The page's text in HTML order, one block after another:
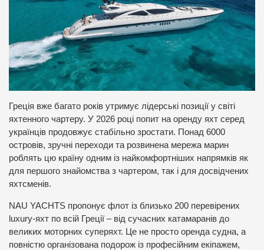
Греція вже багато років утримує лідерські позиції у світі
яхтенного чартеру. У 2026 році попит на оренду яхт серед
українців продовжує стабільно зростати. Понад 6000
островів, зручні переходи та розвинена мережа марин
роблять цю країну одним із найкомфортніших напрямків як
для першого знайомства з чартером, так і для досвідчених
яхтсменів.
NAU YACHTS пропонує флот із близько 200 перевірених
luxury-яхт по всій Греції – від сучасних катамаранів до
великих моторних суперяхт. Це не просто оренда судна, а
повністю організована подорож із професійним екіпажем,